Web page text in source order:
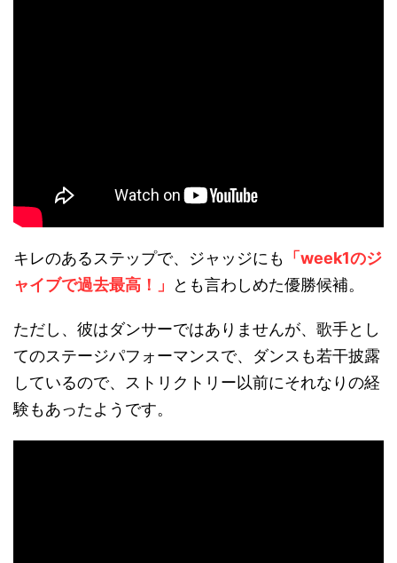
キレのあるステップで、ジャッジにも 「 week1のジ
ャイブで過去最高！」
とも言わしめた優勝候補。
ただし、彼はダンサーではありませんが、歌手とし
てのステージパフォーマンスで、ダンスも若干披露
しているので、ストリクトリー以前にそれなりの経
験もあったようです。